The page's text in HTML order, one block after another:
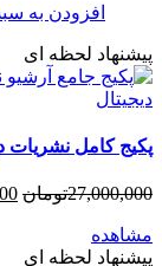
افزودن به
پیشنهاد لحظه ای
پکیج کامل نشریات
27,000,000تومان
مشاهده
پیشنهاد لحظه ای